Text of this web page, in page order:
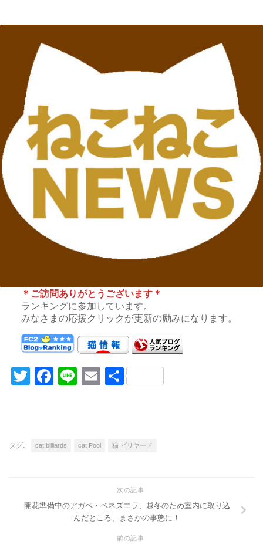
＊ご訪問ありがとうございます＊
ランキングに参加しています。
みなさまの応援クリックが更新の励みになります。
TwitterFacebook
LineEmail
共
タグ: cat billiards cat Pool 猫 ビリヤード
次の記事
開花準備中のアガベ・ベネズエラ、越冬のため室内に取り込
んだところ、まさかの事態に！
前の記事